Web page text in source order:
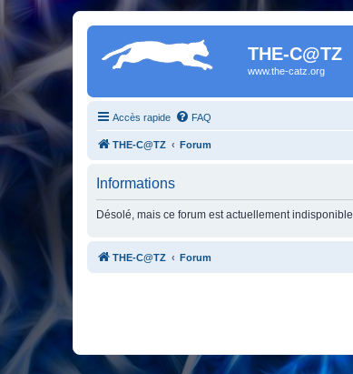
THE-C@TZ
www.the-catz.org
Accès rapide FAQ
THE-C@TZ Forum
Informations
Désolé, mais ce forum est actuellement indisponible.
THE-C@TZ Forum